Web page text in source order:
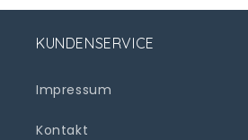
KUNDENSERVICE
Impressum
Kontakt